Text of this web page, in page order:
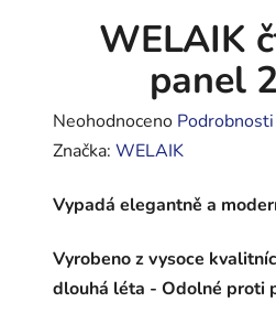
WELAIK
panel
Průměrné
hodnocení
je
z
5
Neohodnoceno
Značka: WELAIK
Vypadá elegantně a
Vyrobeno z vysoce
dlouhá léta - Odolné proti